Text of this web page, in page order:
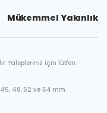
Mükemmel Yakınlık
Talepleriniz için lütfen
48, 52 ve 54 mm